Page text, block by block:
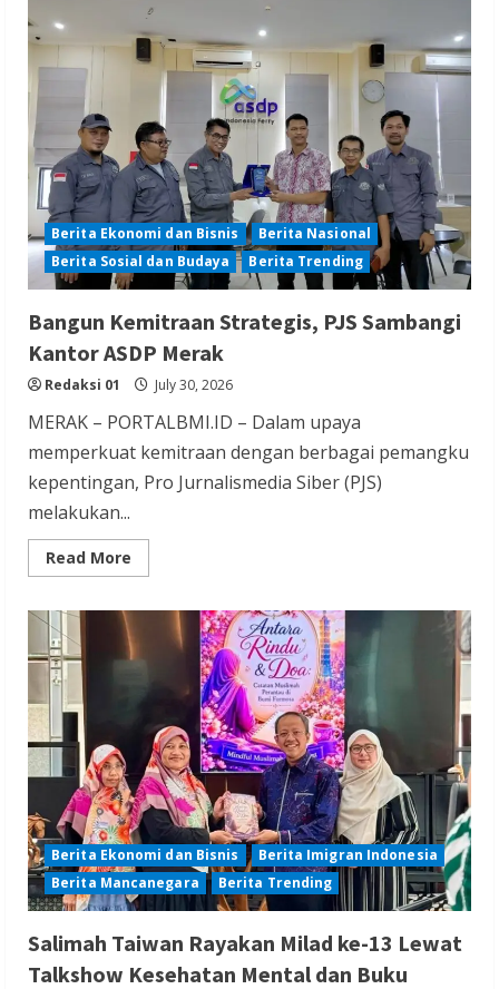
Kepemimpinan
Gubernur
Andra
Soni,
Bank
Banten
Tumbuh
Melesat,
Kuat,
Hebat
Berita Ekonomi dan Bisnis
Berita Nasional
Berita Sosial dan Budaya
Berita Trending
Bangun Kemitraan Strategis, PJS Sambangi
Kantor ASDP Merak
Redaksi 01 July 30, 2026
MERAK – PORTALBMI.ID – Dalam upaya
memperkuat kemitraan dengan berbagai pemangku
kepentingan, Pro Jurnalismedia Siber (PJS)
melakukan...
Read More
more
Kemitraan
Strategis,
PJS
Sambangi
ASDP
Berita Ekonomi dan Bisnis
Berita Imigran Indonesia
Berita Mancanegara
Berita Trending
Salimah Taiwan Rayakan Milad ke-13 Lewat
Talkshow Kesehatan Mental dan Buku